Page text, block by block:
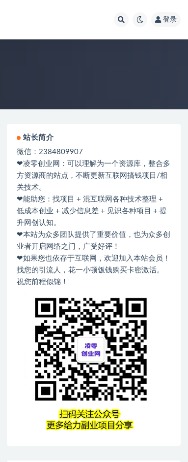
登录
站长简介
微信：2384809907
❤凌零创业网：可以理解为一个资源库，整合多
方资源商的站点，不断更新互联网搞钱项目/相
关技术。
❤能助您：找项目 + 混互联网各种技术整理 +
低成本创业 + 减少信息差 + 见识各种项目 + 提
升网创认知。
❤本站为众多团队提供了重要价值，也为众多创
业者开启网络之门，广受好评！
❤如果您也依存于互联网，欢迎加入本站会员！
找您的引流人，花一小顿饭钱购买卡密激活。
祝您前程似锦！